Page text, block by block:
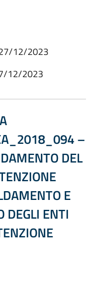
12/2023
12/2023
–
DEL
E
DEGLI ENTI